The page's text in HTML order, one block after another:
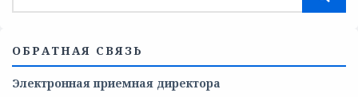
ОБРАТНАЯ СВЯЗЬ
Электронная приемная директора